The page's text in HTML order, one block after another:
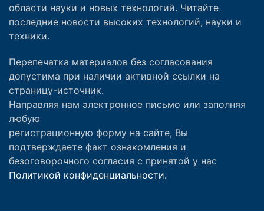
области науки и новых технологий. Читайте
последние новости высоких технологий, науки и
техники.
Перепечатка материалов без согласования
допустима при наличии активной ссылки на
страницу-источник.
Направляя нам электронное письмо или заполняя
любую
регистрационную форму на сайте, Вы
подтверждаете факт ознакомления и
безоговорочного согласия с принятой у нас
Политикой конфиденциальности.